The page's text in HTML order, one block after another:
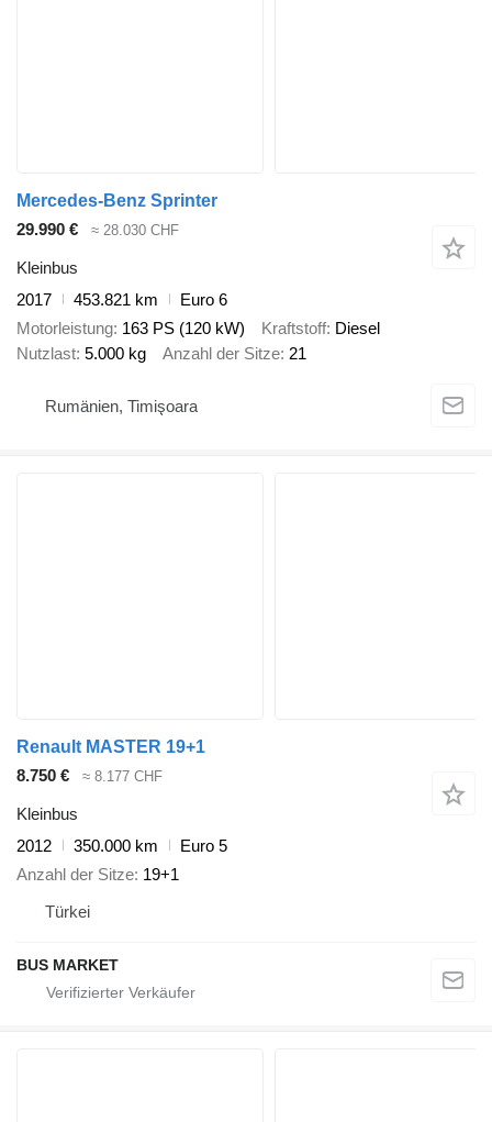
Mercedes-Benz Sprinter
29.990 €
≈ 28.030 CHF
Kleinbus
2017
453.821 km
Euro 6
Motorleistung 163 PS (120 kW) Kraftstoff Diesel
Nutzlast 5.000 kg Anzahl der Sitze 21
Rumänien, Timişoara
Renault MASTER 19+1
8.750 €
≈ 8.177 CHF
Kleinbus
2012
350.000 km
Euro 5
Anzahl der Sitze 19+1
Türkei
BUS MARKET